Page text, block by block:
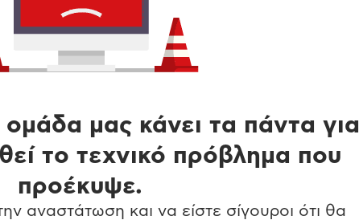
μας κάνει τα πάντα για
το τεχνικό πρόβλημα που
προέκυψε.
αναστάτωση και να είστε σίγουροι ότι θα